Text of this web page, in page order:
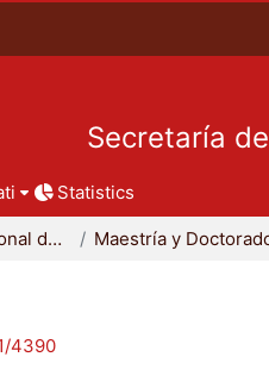
Secretaría
Statistics
Coordinación Divisional de Posgrado
4390